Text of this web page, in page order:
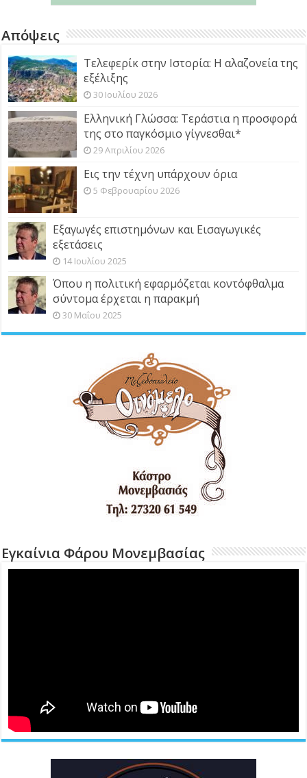
Απόψεις
Τελεφερίκ στην Ιστορία: Η αλαζονεία της
εξέλιξης
30 Ιουλίου 2026
Ελληνική Γλώσσα: Τεράστια η προσφορά
της στο παγκόσμιο γίγνεσθαι*
29 Απριλίου 2026
Εις την τέχνη υπάρχουν όρια
5 Φεβρουαρίου 2026
Εξαγωγές επιστημόνων και Εισαγωγικές
εξετάσεις
14 Ιουλίου 2025
Όπου η πολιτική εφαρμόζεται κοντόφθαλμα
σύντομα έρχεται η παρακμή
30 Μαΐου 2025
Εγκαίνια Φάρου Μονεμβασίας